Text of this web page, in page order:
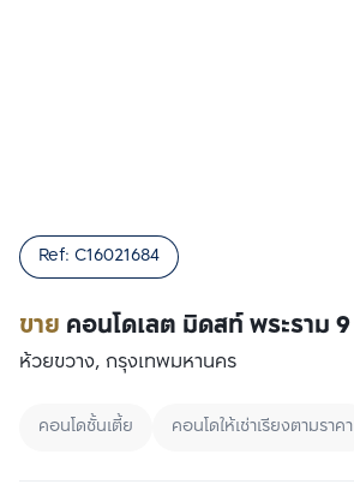
ขาย คอนโดเลต มิดสท์ พระราม 9
Ref: C16021684
ห้วยขวาง, กรุงเทพมหานคร
คอนโดชั้นเตี้ย คอนโดให้เช่าเรียงตามราคา